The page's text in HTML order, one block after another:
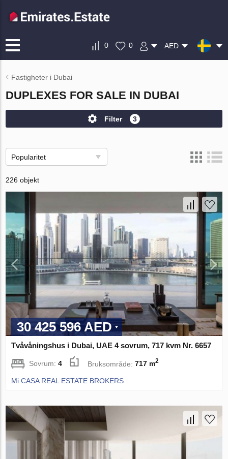
0 0 AED
Fastigheter i Dubai
DUPLEXES FOR SALE IN DUBAI
Filter 3
Popularitet
226 objekt
30 425 596 AED
Tvåvåningshus i Dubai, UAE 4 sovrum, 717 kvm Nr. 6657
Sovrum:4 Bruksområde:717 m2
Mi CASA REAL ESTATE BROKERS